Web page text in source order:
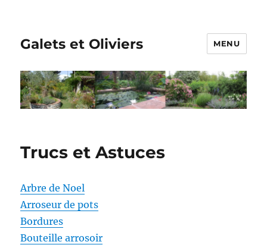
Galets et Oliviers MENU
Trucs et Astuces
Arbre de Noel
Arroseur de pots
Bordures
Bouteille arrosoir